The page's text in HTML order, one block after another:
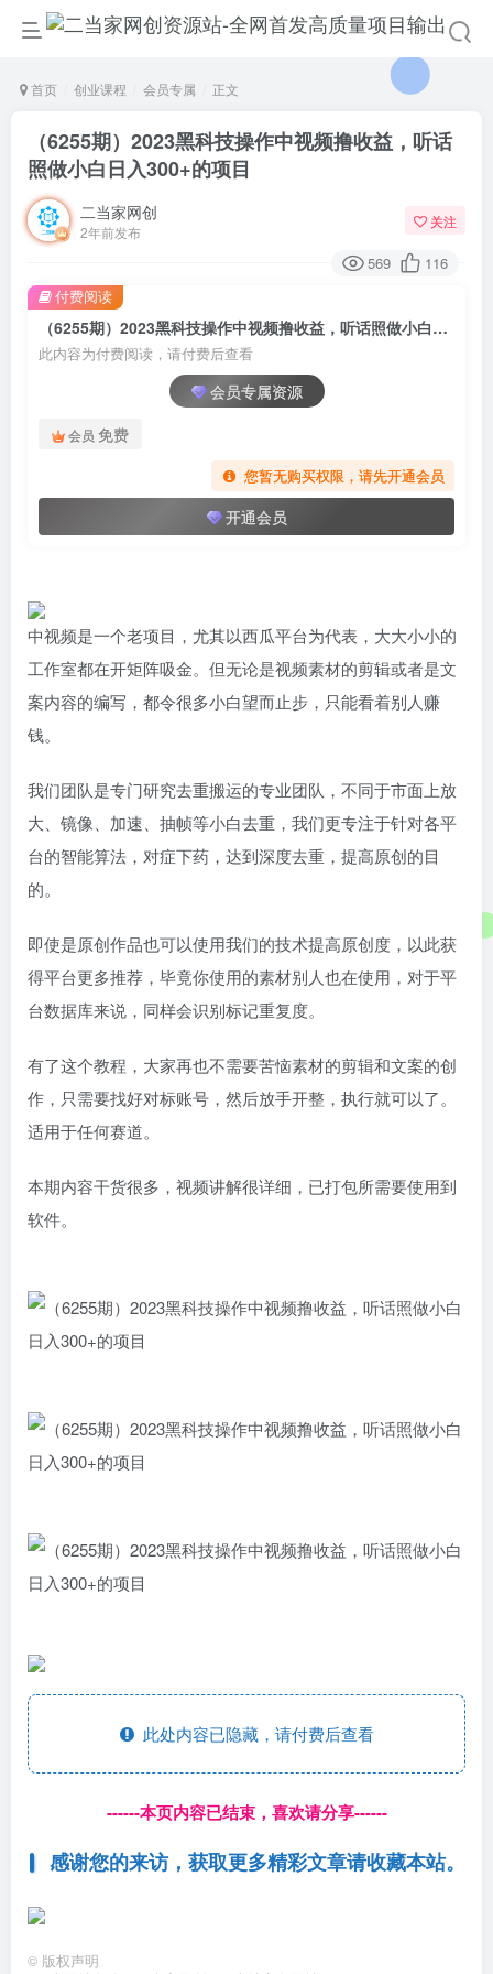
首页 创业课程 会员专属 正文
（6255期）2023黑科技操作中视频撸收益，听话
照做小白日入300+的项目
二当家网创
2年前发布
关注
569 116
（6255期）2023黑科技操作中视频撸收益，听话照做小白日入300+的项目
此内容为付费阅读，请付费后查看
会员专属资源
会员 免费
您暂无购买权限，请先开通会员
开通会员
付费阅读
中视频是一个老项目，尤其以西瓜平台为代表，大大小小的
工作室都在开矩阵吸金。但无论是视频素材的剪辑或者是文
案内容的编写，都令很多小白望而止步，只能看着别人赚
钱。
我们团队是专门研究去重搬运的专业团队，不同于市面上放
大、镜像、加速、抽帧等小白去重，我们更专注于针对各平
台的智能算法，对症下药，达到深度去重，提高原创的目
的。
即使是原创作品也可以使用我们的技术提高原创度，以此获
得平台更多推荐，毕竟你使用的素材别人也在使用，对于平
台数据库来说，同样会识别标记重复度。
有了这个教程，大家再也不需要苦恼素材的剪辑和文案的创
作，只需要找好对标账号，然后放手开整，执行就可以了。
适用于任何赛道。
本期内容干货很多，视频讲解很详细，已打包所需要使用到
软件。
此处内容已隐藏，请付费后查看
------本页内容已结束，喜欢请分享------
感谢您的来访，获取更多精彩文章请收藏本站。
© 版权声明